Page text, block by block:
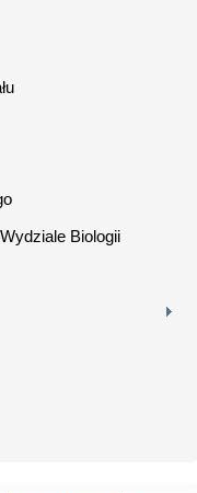
Biologii